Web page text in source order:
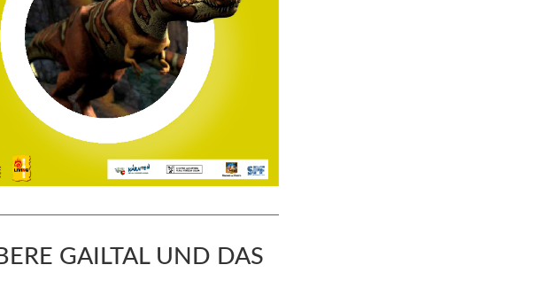
GAILTAL UND DAS